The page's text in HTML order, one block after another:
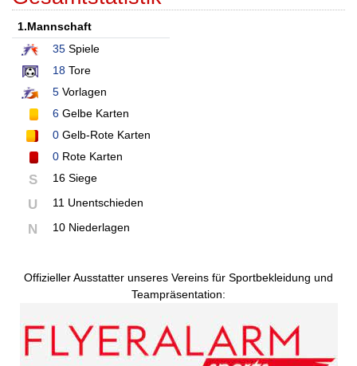
1.Mannschaft
35 Spiele
18 Tore
5 Vorlagen
6 Gelbe Karten
0 Gelb-Rote Karten
0 Rote Karten
S 16 Siege
U 11 Unentschieden
N 10 Niederlagen
Offizieller Ausstatter unseres Vereins für Sportbekleidung und
Teampräsentation: